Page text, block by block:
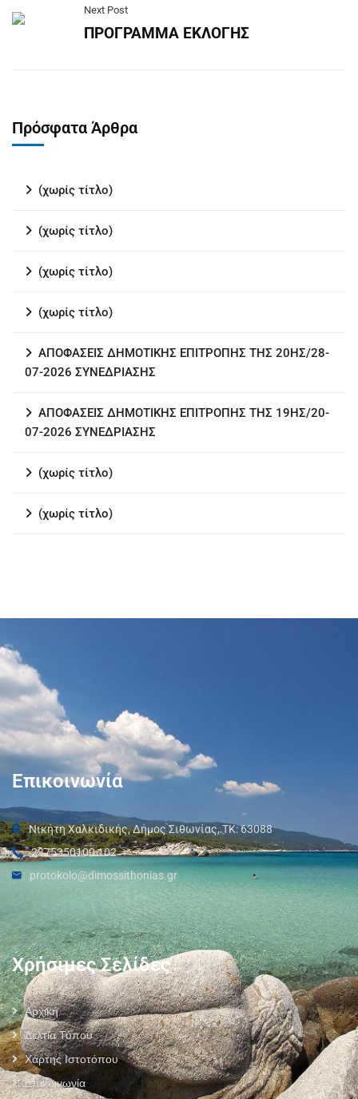
Next Post
ΠΡΟΓΡΑΜΜΑ ΕΚΛΟΓΗΣ
Πρόσφατα Άρθρα
(χωρίς τίτλο)
(χωρίς τίτλο)
(χωρίς τίτλο)
(χωρίς τίτλο)
ΑΠΟΦΑΣΕΙΣ ΔΗΜΟΤΙΚΗΣ ΕΠΙΤΡΟΠΗΣ ΤΗΣ 20ΗΣ/28-
07-2026 ΣΥΝΕΔΡΙΑΣΗΣ
ΑΠΟΦΑΣΕΙΣ ΔΗΜΟΤΙΚΗΣ ΕΠΙΤΡΟΠΗΣ ΤΗΣ 19ΗΣ/20-
07-2026 ΣΥΝΕΔΡΙΑΣΗΣ
(χωρίς τίτλο)
(χωρίς τίτλο)
Επικοινωνία
Νικήτη Χαλκιδικής, Δήμος Σιθωνίας, ΤΚ: 63088
2375350100 102
protokolo@dimossithonias.gr
Χρήσιμες Σελίδες
Αρχική
Δελτία Τύπου
Χάρτης Ιστοτόπου
Επικοινωνία